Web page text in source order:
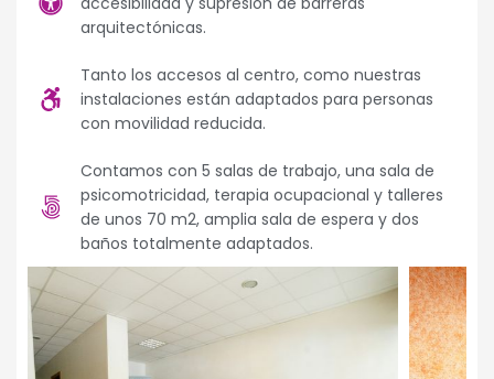
arquitectónicas.
Tanto los accesos al centro, como nuestras
instalaciones están adaptados para personas
con movilidad reducida.
Contamos con 5 salas de trabajo, una sala de
psicomotricidad, terapia ocupacional y talleres
de unos 70 m2, amplia sala de espera y dos
baños totalmente adaptados.